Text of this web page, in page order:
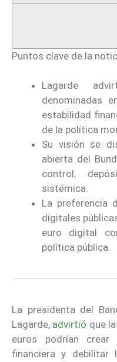
Puntos clave de la
Lagarde
denominadas
estabilidad
de la política
Su visión se
abierta del
control,
sistémica.
La preferencia
digitales
euro digital
política pública.
La presidenta del
Lagarde, advirtió que
euros podrían
financiera y